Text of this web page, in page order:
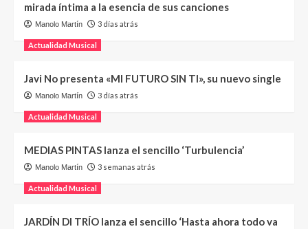
mirada íntima a la esencia de sus canciones
Manolo Martín 3 días atrás
Actualidad Musical
Javi No presenta «MI FUTURO SIN TI», su nuevo single
Manolo Martín 3 días atrás
Actualidad Musical
MEDIAS PINTAS lanza el sencillo ‘Turbulencia’
Manolo Martín 3 semanas atrás
Actualidad Musical
JARDÍN DI TRÍO lanza el sencillo ‘Hasta ahora todo va